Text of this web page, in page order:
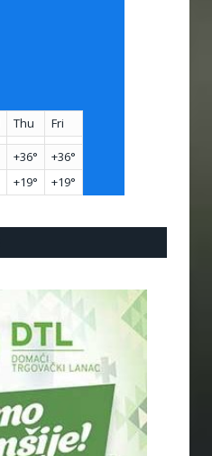
Thu Fri
+36° +36°
+19° +19°